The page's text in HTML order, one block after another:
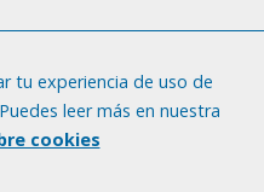
tu experiencia de uso de
leer más en nuestra
cookies